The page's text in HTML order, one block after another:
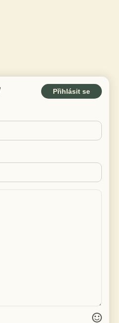
Přihlásit se